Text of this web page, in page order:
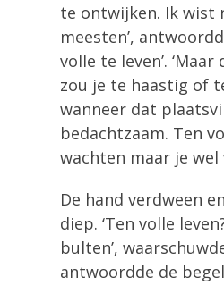
te ontwijken. Ik wist
meesten’,
volle te leven’.
zou je te haastig of
wanneer dat
bedachtzaam. Ten
wachten maar je wel
De hand verdween
diep. ‘Ten volle
bulten’,
antwoordde de